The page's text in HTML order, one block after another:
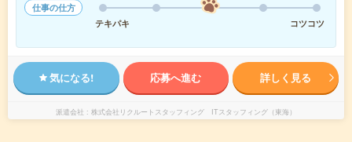
仕事の仕方
テキパキ
コツコツ
気になる! 応募へ進む 詳しく見る
派遣会社 株式会社リクルートスタッフィング ITスタッフィング（東海）